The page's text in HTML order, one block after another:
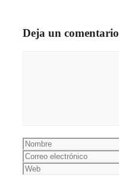
Deja un comentario
Nombre
Correo
electrónico
Web